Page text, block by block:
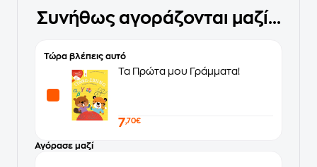
Συνήθως αγοράζονται μαζί...
Τώρα βλέπεις αυτό
Τα Πρώτα μου Γράμματα!
7,70€
Αγόρασε μαζί